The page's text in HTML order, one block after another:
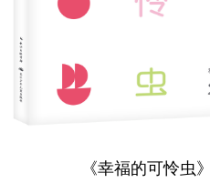
《幸福的可怜虫